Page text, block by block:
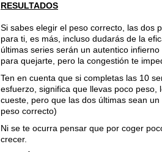
RESULTADOS
Si sabes elegir el peso correcto, las dos
para ti, es más, incluso dudarás de la
últimas series serán un autentico
para quejarte, pero la congestión te
Ten en cuenta que si completas las 10
esfuerzo, significa que llevas poco
cueste, pero que las dos últimas sean
peso correcto)
Ni se te ocurra pensar que por coger
crecer.